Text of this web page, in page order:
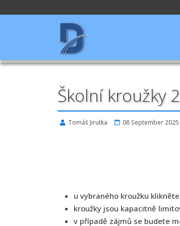
Školní kroužky
Tomáš Jirutka 08 September 2025
u vybraného kroužku
kroužky jsou kapacitně
v případě zájmů se budete